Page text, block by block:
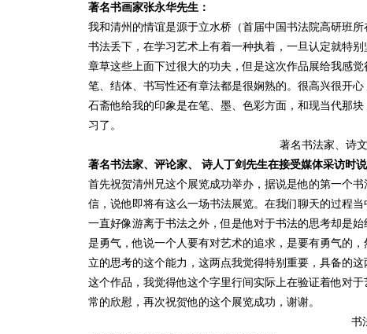
著名书画家张永华先生：
我和清州的情谊是源于立水桥（首届中国书法院高研班
书法丢下，在学习艺术上有着一种执着，一旦认定就特
章草这些上面下过很大的功夫，但是这次作品展给我感
笔、结体、书写性还有章法都是很娴熟的。很高兴很开
石斋他给我的印象是在笔、墨、色彩方面，和现当代那
习了。
著名书法家、诗
著名书法家、评论家、 诗人丁剑先生在接受媒体采访时说
首先祝贺清州兄这个展览成功举办，据说是他的第一个
信，说他即将有这么一场书法展览。在我们聊天的过程
一直好像游离于书法之外，但是他对于书法的思考却是
是勇气，他说一个人要有对艺术的追求，是要有勇气的
立的思考的这个能力，这两点我觉得特别重要，具备的
这个作品，我觉得他这个字里行间实际上在验证着他对
常的欣慰，再次祝贺他的这个展览成功，谢谢。
书